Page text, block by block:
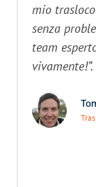
mio
senza
team
vivamente!”.